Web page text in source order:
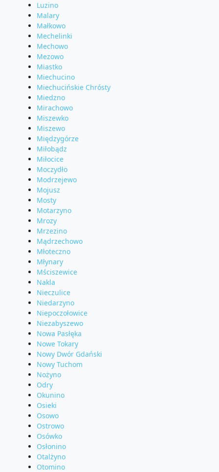
Luzino
Malary
Małkowo
Mechelinki
Mechowo
Mezowo
Miastko
Miechucino
Miechucińskie Chrósty
Miedzno
Mirachowo
Miszewko
Miszewo
Międzygórze
Miłobądz
Miłocice
Moczydło
Modrzejewo
Mojusz
Mosty
Motarzyno
Mrozy
Mrzezino
Mądrzechowo
Młoteczno
Młynary
Mściszewice
Nakla
Nieczulice
Niedarzyno
Niepoczołowice
Niezabyszewo
Nowa Pasłęka
Nowe Tokary
Nowy Dwór Gdański
Nowy Tuchom
Nożyno
Odry
Okunino
Osieki
Osowo
Ostrowo
Osówko
Osłonino
Otalżyno
Otomino